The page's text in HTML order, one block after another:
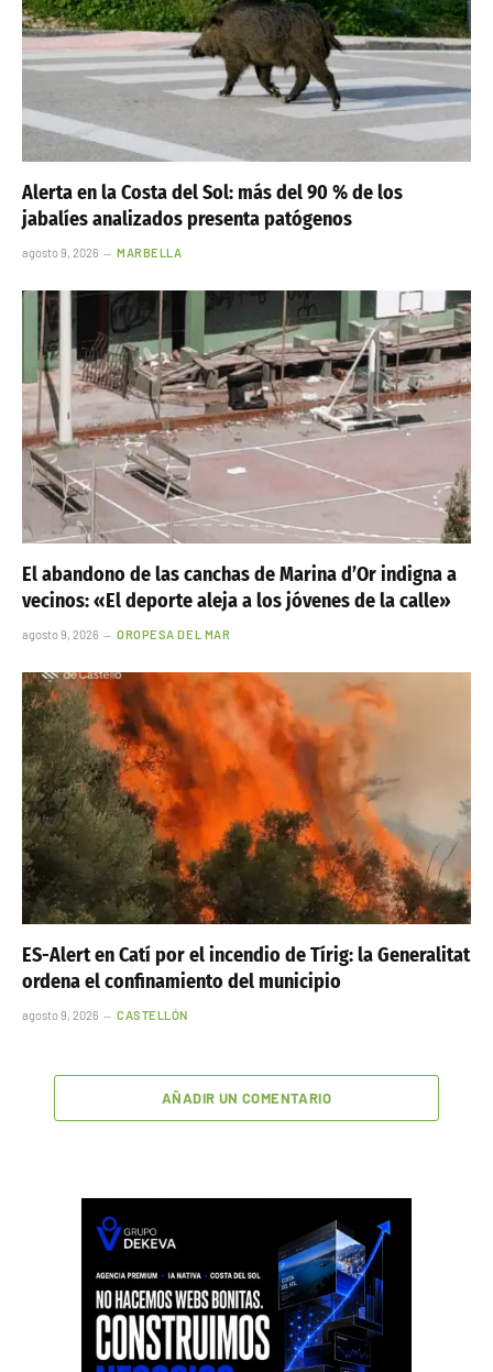
Alerta en la Costa del Sol: más del 90 % de los
jabalíes analizados presenta patógenos
agosto 9, 2026 MARBELLA
El abandono de las canchas de Marina d’Or indigna a
vecinos: «El deporte aleja a los jóvenes de la calle»
agosto 9, 2026 OROPESA DEL MAR
ES-Alert en Catí por el incendio de Tírig: la Generalitat
ordena el confinamiento del municipio
agosto 9, 2026 CASTELLÓN
AÑADIR UN COMENTARIO